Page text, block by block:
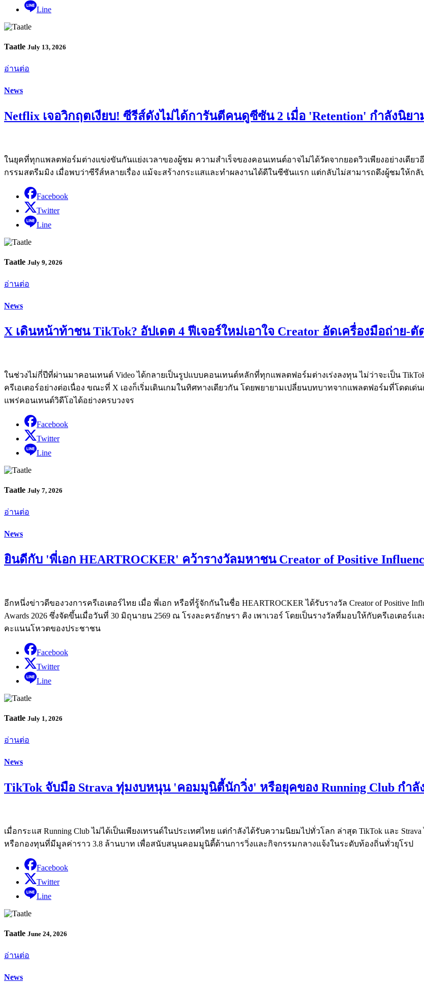
Line
Taatle July 13, 2026
อ่านต่อ
News
Netflix เจอวิกฤตเงียบ! ซีรีส์ดังไม่ได้การันตีคนดูซีซัน 2 เมื่อ 'Retention' กำลังนิย
ในยุคที่ทุกแพลตฟอร์มต่างแข่งขันกันแย่งเวลาของผู้ชม ความสำเร็จของคอนเทนต์อาจไม่ได้วัดจากยอดวิวเพียงอย่างเดี
กรรมสตรีมมิง เมื่อพบว่าซีรีส์หลายเรื่อง แม้จะสร้างกระแสและทำผลงานได้ดีในซีซันแรก แต่กลับไม่สามารถดึงผู้ชมให้ก
Facebook
Twitter
Line
Taatle July 9, 2026
อ่านต่อ
News
X เดินหน้าท้าชน TikTok? อัปเดต 4 ฟีเจอร์ใหม่เอาใจ Creator อัดเครื่องมือถ่าย-
ในช่วงไม่กี่ปีที่ผ่านมาคอนเทนต์ Video ได้กลายเป็นรูปแบบคอนเทนต์หลักที่ทุกแพลตฟอร์มต่างเร่งลงทุน ไม่ว่าจะเป็น
ครีเอเตอร์อย่างต่อเนื่อง ขณะที่ X เองก็เริ่มเดินเกมในทิศทางเดียวกัน โดยพยายามเปลี่ยนบทบาทจากแพลตฟอร์มที่โดดเ
แพร่คอนเทนต์วิดีโอได้อย่างครบวงจร
Facebook
Twitter
Line
Taatle July 7, 2026
อ่านต่อ
News
ยินดีกับ 'พี่เอก HEARTROCKER' คว้ารางวัลมหาชน Creator of Positive
อีกหนึ่งข่าวดีของวงการครีเอเตอร์ไทย เมื่อ พี่เอก หรือที่รู้จักกันในชื่อ HEARTROCKER ได้รับรางวัล Creator of Positive
Awards 2026 ซึ่งจัดขึ้นเมื่อวันที่ 30 มิถุนายน 2569 ณ โรงละครอักษรา คิง เพาเวอร์ โดยเป็นรางวัลที่มอบให้กับครีเอเต
คะแนนโหวตของประชาชน
Facebook
Twitter
Line
Taatle July 1, 2026
อ่านต่อ
News
TikTok จับมือ Strava ทุ่มงบหนุน 'คอมมูนิตี้นักวิ่ง' หรือยุคของ Running Club กำลั
เมื่อกระแส Running Club ไม่ได้เป็นเพียงเทรนด์ในประเทศไทย แต่กำลังได้รับความนิยมไปทั่วโลก ล่าสุด TikTok และ
หรือกองทุนที่มีมูลค่าราว 3.8 ล้านบาท เพื่อสนับสนุนคอมมูนิตี้ด้านการวิ่งและกิจกรรมกลางแจ้งในระดับท้องถิ่นทั่วยุโรป
Facebook
Twitter
Line
Taatle June 24, 2026
อ่านต่อ
News